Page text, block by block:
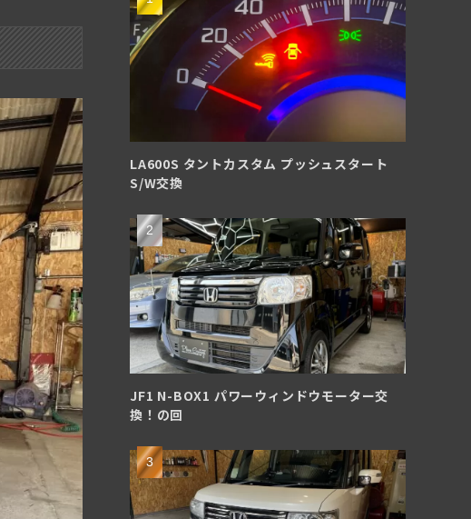
LA600S タントカスタム プッシュスタート
S/W交換
JF1 N-BOX1 パワーウィンドウモーター交
換！の回